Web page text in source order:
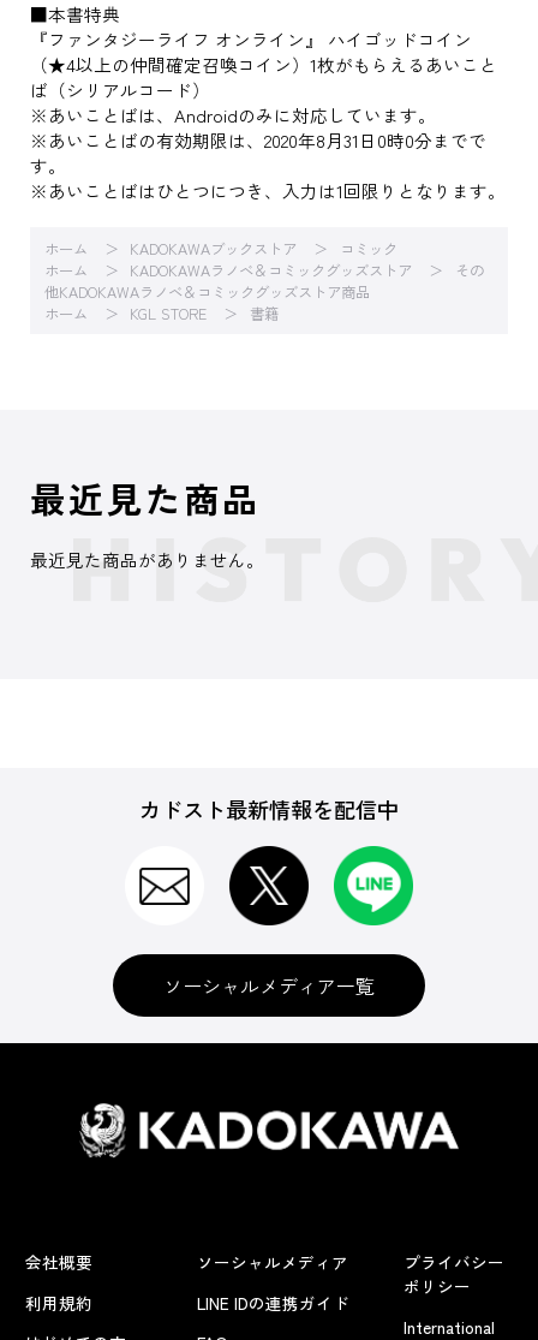
■本書特典
『ファンタジーライフ オンライン』 ハイゴッドコイン
（★4以上の仲間確定召喚コイン）1枚がもらえるあいこと
ば（シリアルコード）
※あいことばは、Androidのみに対応しています。
※あいことばの有効期限は、2020年8月31日0時0分までで
す。
※あいことばはひとつにつき、入力は1回限りとなります。
ホーム KADOKAWAブックストア
コミック
ホーム
KADOKAWAラノベ＆コミックグッズストア
その
他KADOKAWAラノベ＆コミックグッズストア商品
ホーム
KGL STORE 書籍
最近見た商品
最近見た商品がありません。
カドスト最新情報を配信中
ソーシャルメディア一覧
会社概要
利用規約
ソーシャルメディア
LINE IDの連携ガイド
プライバシー
ポリシー
International